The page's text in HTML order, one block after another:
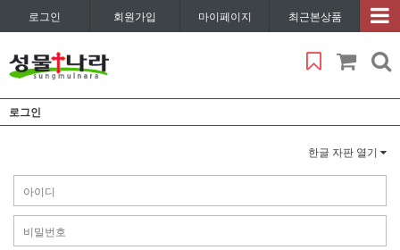
로그인 회원가입 마이페이지 최근본상품
로그인
한글 자판 열기